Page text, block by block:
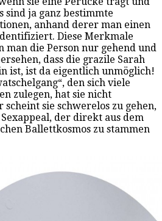
sind ja ganz bestimmte
anhand derer man einen
Diese Merkmale
man die Person nur gehend und
dass die grazile Sarah
ist, ist da eigentlich unmöglich!
den sich viele
zulegen, hat sie nicht
sie schwerelos zu gehen,
der direkt aus dem
Ballettkosmos zu stammen